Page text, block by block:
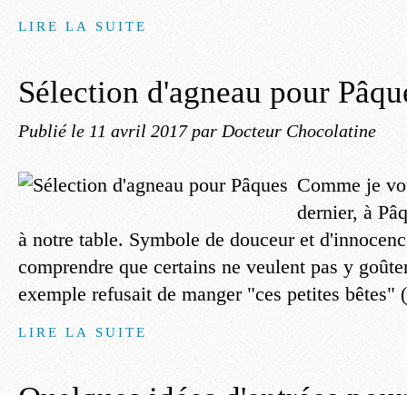
LIRE LA SUITE
Sélection d'agneau pour
Publié le 11 avril 2017 par Docteur Chocolatine
Comme je
dernier, à
à notre table. Symbole de douceur et
comprendre que certains ne veulent pas y
exemple refusait de manger "ces petites bêtes"
LIRE LA SUITE